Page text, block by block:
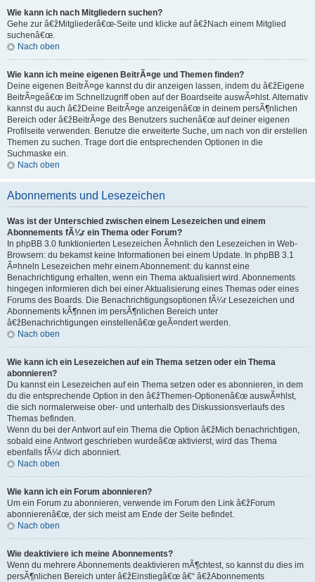
Wie kann ich nach Mitgliedern suchen?
Gehe zur â€žMitgliederâ€œ-Seite und klicke auf â€žNach einem Mitglied
suchenâ€œ.
Nach oben
Wie kann ich meine eigenen BeitrÃ¤ge und Themen finden?
Deine eigenen BeitrÃ¤ge kannst du dir anzeigen lassen, indem du â€žEigene
BeitrÃ¤geâ€œ im Schnellzugriff oben auf der Boardseite auswÃ¤hlst. Alternativ
kannst du auch â€žDeine BeitrÃ¤ge anzeigenâ€œ in deinem persÃ¶nlichen
Bereich oder â€žBeitrÃ¤ge des Benutzers suchenâ€œ auf deiner eigenen
Profilseite verwenden. Benutze die erweiterte Suche, um nach von dir erstellen
Themen zu suchen. Trage dort die entsprechenden Optionen in die
Suchmaske ein.
Nach oben
Abonnements und Lesezeichen
Was ist der Unterschied zwischen einem Lesezeichen und einem
Abonnements fÃ¼r ein Thema oder Forum?
In phpBB 3.0 funktionierten Lesezeichen Ã¤hnlich den Lesezeichen in Web-
Browsern: du bekamst keine Informationen bei einem Update. In phpBB 3.1
Ã¤hneln Lesezeichen mehr einem Abonnement: du kannst eine
Benachrichtigung erhalten, wenn ein Thema aktualisiert wird. Abonnements
hingegen informieren dich bei einer Aktualisierung eines Themas oder eines
Forums des Boards. Die Benachrichtigungsoptionen fÃ¼r Lesezeichen und
Abonnements kÃ¶nnen im persÃ¶nlichen Bereich unter
â€žBenachrichtigungen einstellenâ€œ geÃ¤ndert werden.
Nach oben
Wie kann ich ein Lesezeichen auf ein Thema setzen oder ein Thema
abonnieren?
Du kannst ein Lesezeichen auf ein Thema setzen oder es abonnieren, in dem
du die entsprechende Option in den â€žThemen-Optionenâ€œ auswÃ¤hlst,
die sich normalerweise ober- und unterhalb des Diskussionsverlaufs des
Themas befinden.
Wenn du bei der Antwort auf ein Thema die Option â€žMich benachrichtigen,
sobald eine Antwort geschrieben wurdeâ€œ aktivierst, wird das Thema
ebenfalls fÃ¼r dich abonniert.
Nach oben
Wie kann ich ein Forum abonnieren?
Um ein Forum zu abonnieren, verwende im Forum den Link â€žForum
abonnierenâ€œ, der sich meist am Ende der Seite befindet.
Nach oben
Wie deaktiviere ich meine Abonnements?
Wenn du mehrere Abonnements deaktivieren mÃ¶chtest, so kannst du dies im
persÃ¶nlichen Bereich unter â€žEinstiegâ€œ â€“ â€žAbonnements